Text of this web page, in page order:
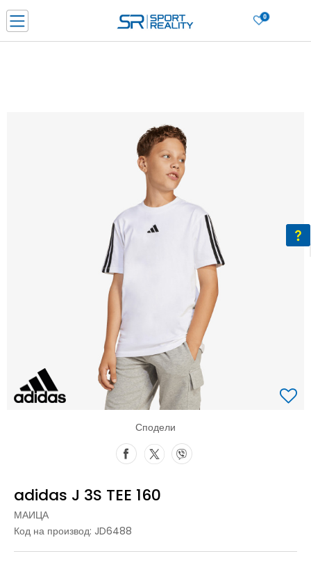
0
ДОЗНАЈ ПОВЕЌЕ
Ценовник
ДОЗНАЈ ПОВЕЌЕ
Сподели
adidas J 3S TEE 160
МАИЦА
Код на производ: JD6488